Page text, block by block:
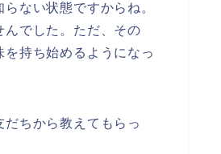
ない状態ですからね。
でした。ただ、その
持ち始めるようになっ
ちから教えてもらっ